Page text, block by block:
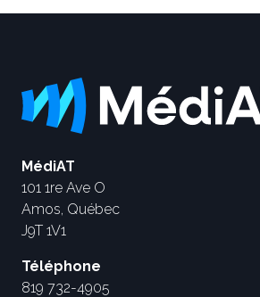
MédiAT
101 1re Ave O
Amos, Québec
J9T 1V1
Téléphone
819 732-4905